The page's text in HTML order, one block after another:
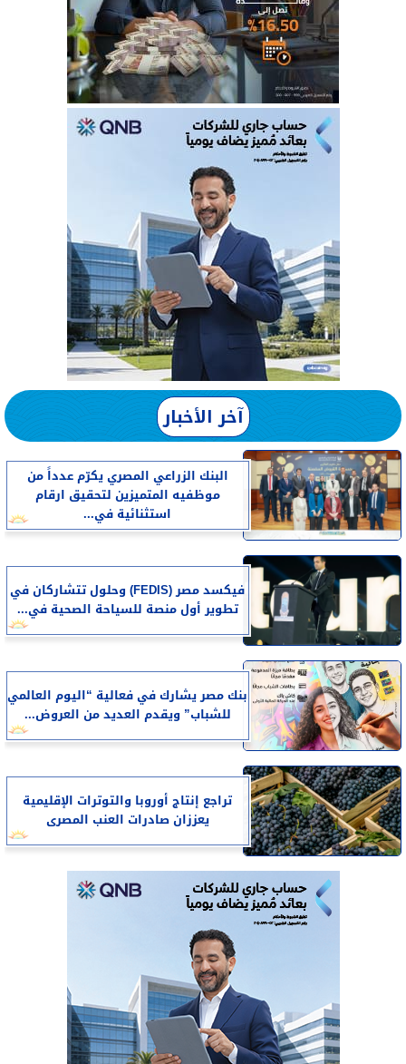
آخر الأخبار
البنك الزراعي المصري يكرّم عدداً من
موظفيه المتميزين لتحقيق ارقام
استثنائية في...
فيكسد مصر (FEDIS) وحلول تتشاركان في
تطوير أول منصة للسياحة الصحية في...
بنك مصر يشارك في فعالية “اليوم العالمي
للشباب” ويقدم العديد من العروض...
تراجع إنتاج أوروبا والتوترات الإقليمية
يعززان صادرات العنب المصرى